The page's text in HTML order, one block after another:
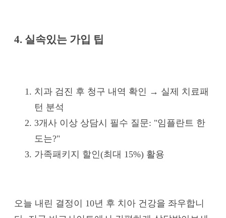
4. 실속있는 가입 팁
치과 검진 후 청구 내역 확인 → 실제 치료패
턴 분석
3개사 이상 상담시 필수 질문: "임플란트 한
도는?"
가족패키지 할인(최대 15%) 활용
오늘 내린 결정이 10년 후 치아 건강을 좌우합니